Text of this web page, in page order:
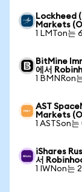
Lockheed
Markets
1 LMTon는
BitMine
에서
1 BMNRon
AST
Markets
1 ASTSon
iShares
서
1 IWNon는